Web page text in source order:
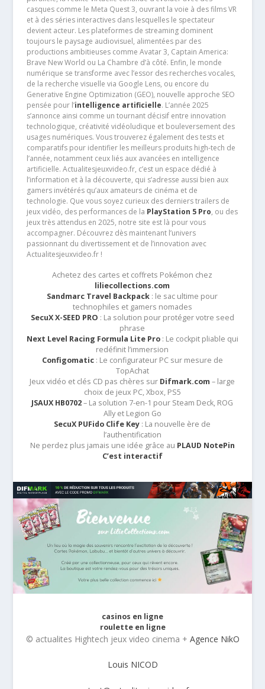
casques comme le Meta Quest 3, ouvrant la voie à des films VR
et à des séries interactives dans lesquelles le spectateur
devient acteur. Les plateformes de streaming dominent
toujours le paysage audiovisuel, alimentées par des
productions ambitieuses comme Avatar 3, Captain America:
Brave New World ou La Chambre d’à côté. Enfin, le monde
numérique se transforme avec l’essor des recherches vocales,
de la recherche visuelle via Google Lens, ou encore du
Generative Engine Optimization (GEO), nouvelle approche SEO
pensée pour l’intelligence artificielle. L’année 2025
s’annonce ainsi comme un tournant décisif entre innovation
technologique, créativité vidéoludique et bouleversement des
usages numériques. Vous trouverez également des tests et
comparatifs pour identifier les meilleurs produits high-tech de
l’année, notamment ceux liés aux avancées en intelligence
artificielle. Actualitesjeuxvideo.fr, c’est un espace dédié à
l’information et à la découverte, qui s’adresse aussi bien aux
gamers invétérés qu’aux amateurs de cinéma et de
technologie. Que vous soyez curieux des derniers trailers de
jeux vidéo, des performances de la PlayStation 5 Pro, ou des
jeux très attendus en 2025, notre site est là pour vous
accompagner. Découvrez dès maintenant l’univers
passionnant du divertissement et de l’innovation avec
Actualitesjeuxvideo.fr !
Achetez des cartes et coffrets Pokémon chez
liliecollections.com
Sandmarc Travel Backpack : le sac ultime pour
technophiles et gamers nomades
SecuX X-SEED PRO : La solution pour protéger votre seed
phrase
Next Level Racing Formula Lite Pro: Le cockpit pliable qui
redéfinit l’immersion
Configomatic: Le configurateur PC sur mesure de
TopAchat
Jeux vidéo et clés CD pas chères sur Difmark.com – large
choix de jeux PC, Xbox, PS5
JSAUX HB0702– La solution 7-en-1 pour Steam Deck, ROG
Ally et Legion Go
SecuX PUFido Clife Key : La nouvelle ère de
l’authentification
Ne perdez plus jamais une idée grâce au PLAUD NotePin
C’est interactif
casinos en ligne
roulette en ligne
© actualites Hightech jeux video cinema + Agence NikO
Louis NICOD